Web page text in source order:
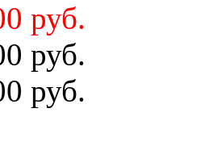
руб.
руб.
руб.